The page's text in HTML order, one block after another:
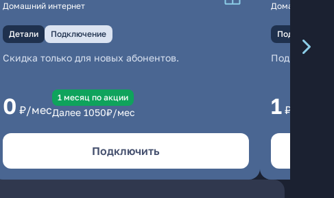
Домашний интернет
Детали Подключение
Скидка только для новых абонентов.
0 ₽/мес
1 месяц по акции
Далее 1050₽/мес
Подключить
Домашний
Подключение
1 ₽/мес